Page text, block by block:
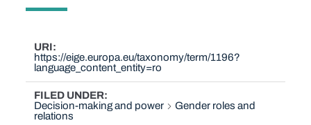
URI
https://eige.europa.eu/taxonomy/term/1196?
language_content_entity=ro
FILED UNDER
Decision-making and power
Gender roles and
relations